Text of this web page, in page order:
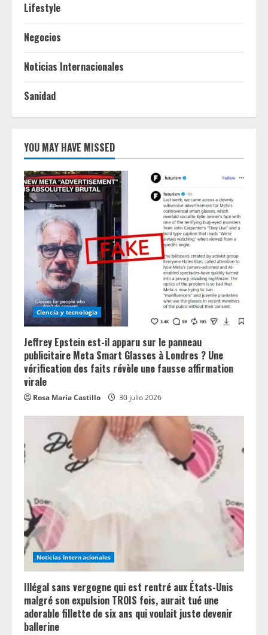
Lifestyle
Negocios
Noticias Internacionales
Sanidad
YOU MAY HAVE MISSED
Ciencia y tecnologia
Jeffrey Epstein est-il apparu sur le panneau
publicitaire Meta Smart Glasses à Londres ? Une
vérification des faits révèle une fausse affirmation
virale
Rosa María Castillo 30 julio 2026
Noticias Internacionales
Illégal sans vergogne qui est rentré aux États-Unis
malgré son expulsion TROIS fois, aurait tué une
adorable fillette de six ans qui voulait juste devenir
ballerine